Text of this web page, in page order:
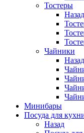
Тостеры
Назад
Чайники
Назад
Минибары
Посуда для
Назад